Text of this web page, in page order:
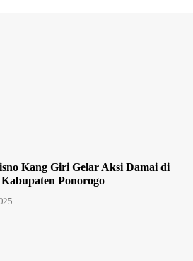
Kang Giri Gelar Aksi Damai di
Ponorogo